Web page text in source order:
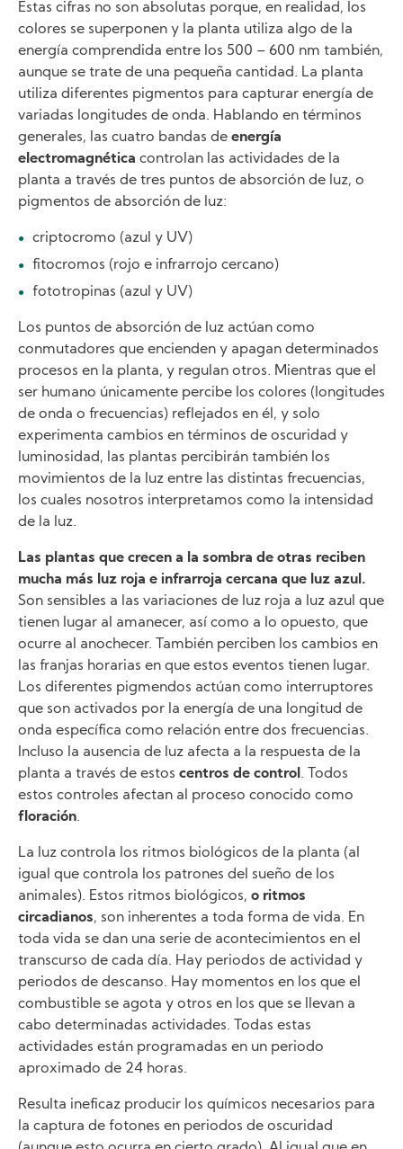
Estas cifras no son absolutas porque, en realidad, los
colores se superponen y la planta utiliza algo de la
energía comprendida entre los 500 – 600 nm también,
aunque se trate de una pequeña cantidad. La planta
utiliza diferentes pigmentos para capturar energía de
variadas longitudes de onda. Hablando en términos
generales, las cuatro bandas de energía
electromagnética controlan las actividades de la
planta a través de tres puntos de absorción de luz, o
pigmentos de absorción de luz:
criptocromo (azul y UV)
fitocromos (rojo e infrarrojo cercano)
fototropinas (azul y UV)
Los puntos de absorción de luz actúan como
conmutadores que encienden y apagan determinados
procesos en la planta, y regulan otros. Mientras que el
ser humano únicamente percibe los colores (longitudes
de onda o frecuencias) reflejados en él, y solo
experimenta cambios en términos de oscuridad y
luminosidad, las plantas percibirán también los
movimientos de la luz entre las distintas frecuencias,
los cuales nosotros interpretamos como la intensidad
de la luz.
Las plantas que crecen a la sombra de otras reciben
mucha más luz roja e infrarroja cercana que luz azul.
Son sensibles a las variaciones de luz roja a luz azul que
tienen lugar al amanecer, así como a lo opuesto, que
ocurre al anochecer. También perciben los cambios en
las franjas horarias en que estos eventos tienen lugar.
Los diferentes pigmendos actúan como interruptores
que son activados por la energía de una longitud de
onda específica como relación entre dos frecuencias.
Incluso la ausencia de luz afecta a la respuesta de la
planta a través de estos centros de control . Todos
estos controles afectan al proceso conocido como
floración.
La luz controla los ritmos biológicos de la planta (al
igual que controla los patrones del sueño de los
animales). Estos ritmos biológicos, o ritmos
circadianos, son inherentes a toda forma de vida. En
toda vida se dan una serie de acontecimientos en el
transcurso de cada día. Hay periodos de actividad y
periodos de descanso. Hay momentos en los que el
combustible se agota y otros en los que se llevan a
cabo determinadas actividades. Todas estas
actividades están programadas en un periodo
aproximado de 24 horas.
Resulta ineficaz producir los químicos necesarios para
la captura de fotones en periodos de oscuridad